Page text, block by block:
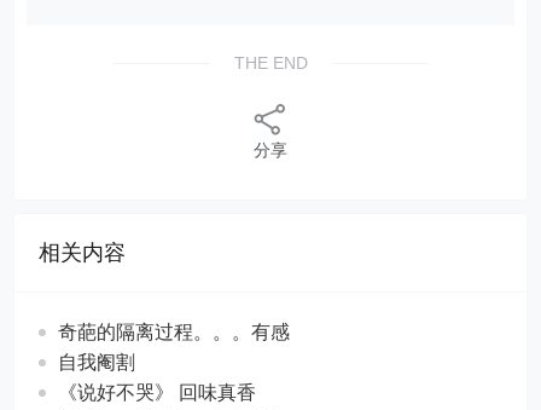
THE END
分享
相关内容
奇葩的隔离过程。。。有感
自我阉割
《说好不哭》 回味真香